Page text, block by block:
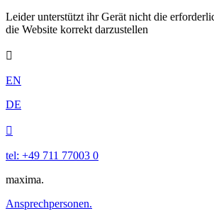
Leider unterstützt ihr Gerät nicht die
die Website korrekt darzustellen

EN
DE

tel: +49 711 77003 0
maxima.
Ansprechpersonen.